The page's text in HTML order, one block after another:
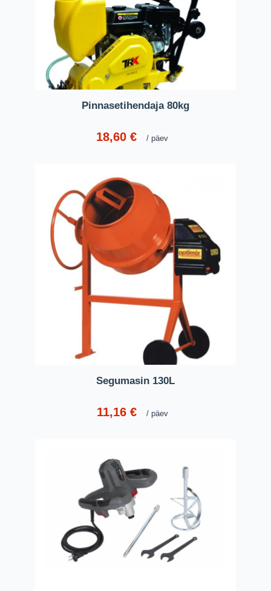
Pinnasetihendaja 80kg
18,60€ päev
Segumasin 130L
11,16 € päev